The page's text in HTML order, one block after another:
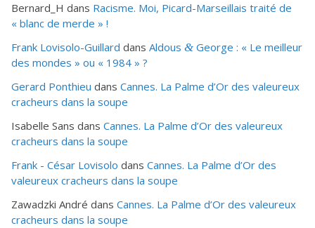
Bernard_H dans Racisme. Moi, Picard-Marseillais traité de
« blanc de merde » !
Frank Lovisolo-Guillard dans Aldous & George : « Le meilleur
des mondes » ou « 1984 » ?
Gerard Ponthieu dans Cannes. La Palme d’Or des valeureux
cracheurs dans la soupe
Isabelle Sans dans Cannes. La Palme d’Or des valeureux
cracheurs dans la soupe
Frank - César Lovisolo dans Cannes. La Palme d’Or des
valeureux cracheurs dans la soupe
Zawadzki André dans Cannes. La Palme d’Or des valeureux
cracheurs dans la soupe